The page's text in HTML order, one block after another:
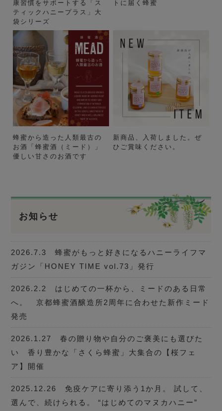
康習慣をサポートする「ス
ティックハニープラス」大
袋シリーズ
トに届く蜂蜜
蜂蜜から造った人類最古の
お酒「蜂蜜酒（ミード）」
優しい甘さのお酒です
新商品、入荷しました。ぜ
ひご賞味ください。
お知らせ
2026.7.3 蜂蜜がもっと好きになるハニーライフマ
ガジン「HONEY TIME vol.73」発行
2026.2.2 はじめての一杯から、ミードのある日常
へ。 京都蜂蜜酒醸造所2周年に合わせた新作ミード
発売
2026.1.27 春の贈り物や自分のご褒美にも選びた
い 香り豊かな「さくら蜂蜜」大集合の【桜フェ
ア】開催
2025.12.26 免疫ケアに寄り添う1か月。 試して、
選んで、続けられる。 “はじめてのマヌカハニー”